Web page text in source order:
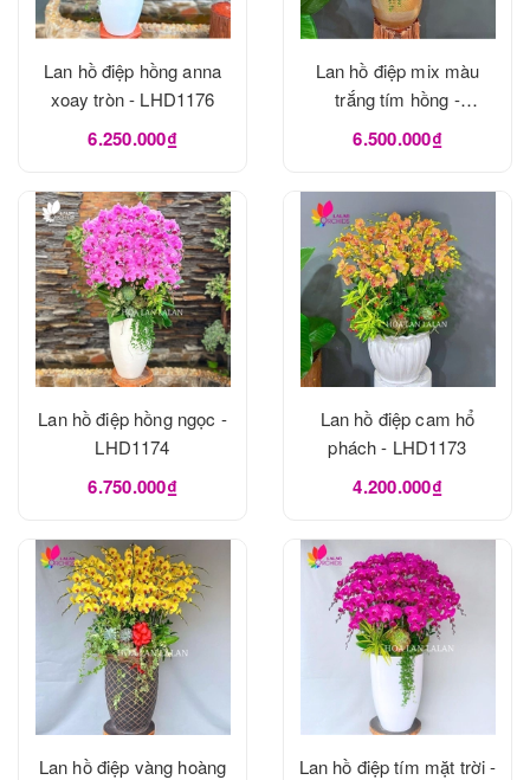
Lan hồ điệp hồng anna
xoay tròn - LHD1176
6.250.000₫
Lan hồ điệp mix màu
trắng tím hồng -
LHD1175
6.500.000₫
Lan hồ điệp hồng ngọc -
LHD1174
6.750.000₫
Lan hồ điệp cam hổ
phách - LHD1173
4.200.000₫
Lan hồ điệp vàng hoàng
Lan hồ điệp tím mặt trời -